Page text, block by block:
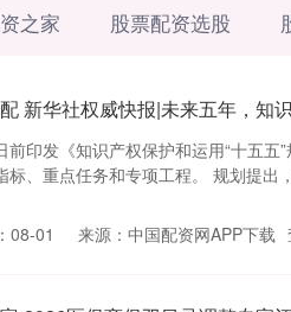
之家 股票配资选股
新华社权威快报|未来五年，知
前印发《知识产权保护和运用“十五五
标、重点任务和专项工程。 规划提出
08-01 来源：中国配资网APP下载